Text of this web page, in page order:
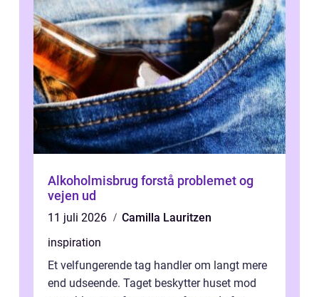
Alkoholmisbrug forstå problemet og
vejen ud
11 juli 2026
Camilla Lauritzen
inspiration
Et velfungerende tag handler om langt mere
end udseende. Taget beskytter huset mod